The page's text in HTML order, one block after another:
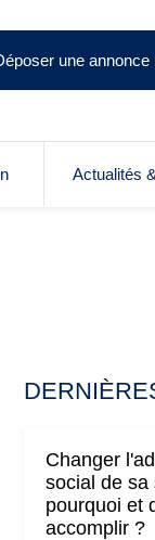
une annonce
Actualités
Changer
social de sa
pourquoi et
accomplir ?